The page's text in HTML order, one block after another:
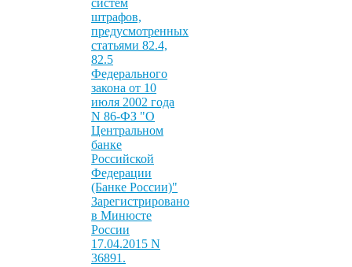
систем
штрафов,
предусмотренных
статьями 82.4,
82.5
Федерального
закона от 10
июля 2002 года
N 86-ФЗ "О
Центральном
банке
Российской
Федерации
(Банке России)"
Зарегистрировано
в Минюсте
России
17.04.2015 N
36891.